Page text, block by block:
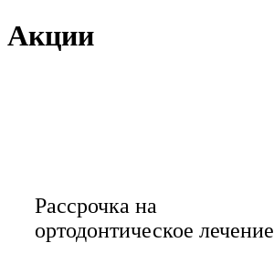
Акции
Рассрочка на
ортодонтическое лечение